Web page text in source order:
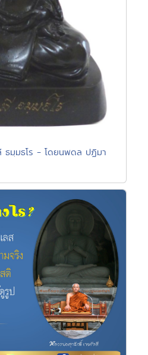
ธมฺมธโร - โดยนพดล ปฏิมา